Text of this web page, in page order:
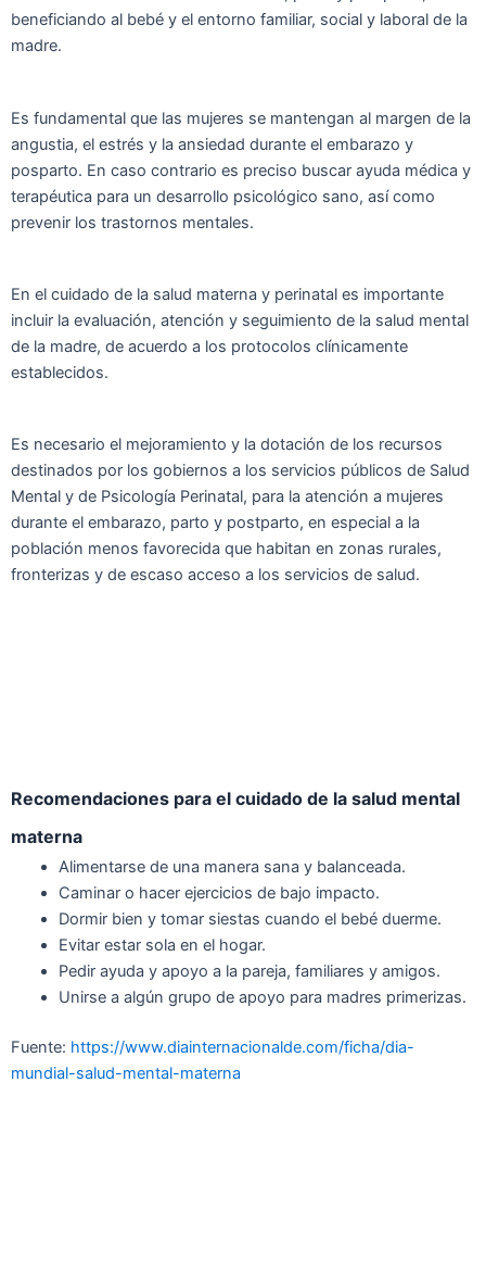
beneficiando al bebé y el entorno familiar, social y laboral de la
madre.
Es fundamental que las mujeres se mantengan al margen de la
angustia, el estrés y la ansiedad durante el embarazo y
posparto. En caso contrario es preciso buscar ayuda médica y
terapéutica para un desarrollo psicológico sano, así como
prevenir los trastornos mentales.
En el cuidado de la salud materna y perinatal es importante
incluir la evaluación, atención y seguimiento de la salud mental
de la madre, de acuerdo a los protocolos clínicamente
establecidos.
Es necesario el mejoramiento y la dotación de los recursos
destinados por los gobiernos a los servicios públicos de Salud
Mental y de Psicología Perinatal, para la atención a mujeres
durante el embarazo, parto y postparto, en especial a la
población menos favorecida que habitan en zonas rurales,
fronterizas y de escaso acceso a los servicios de salud.
Recomendaciones para el cuidado de la salud mental
materna
Alimentarse de una manera sana y balanceada.
Caminar o hacer ejercicios de bajo impacto.
Dormir bien y tomar siestas cuando el bebé duerme.
Evitar estar sola en el hogar.
Pedir ayuda y apoyo a la pareja, familiares y amigos.
Unirse a algún grupo de apoyo para madres primerizas.
Fuente: https://www.diainternacionalde.com/ficha/dia-
mundial-salud-mental-materna